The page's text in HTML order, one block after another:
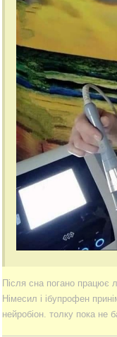
Після сна погано працює
Німесил і ібупрофен
нейробіон. толку пока не